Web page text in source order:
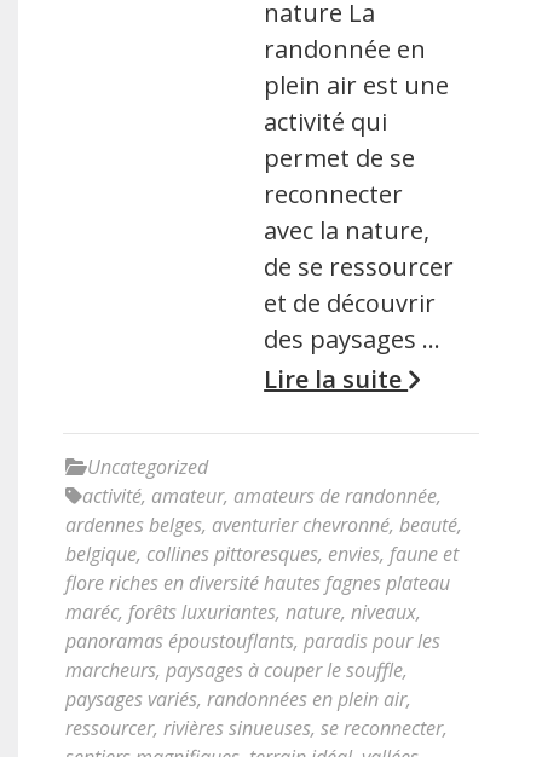
nature La
randonnée en
plein air est une
activité qui
permet de se
reconnecter
avec la nature,
de se ressourcer
et de découvrir
des paysages …
Lire la suite
Uncategorized
activité, amateur, amateurs de randonnée,
ardennes belges, aventurier chevronné, beauté,
belgique, collines pittoresques, envies, faune et
flore riches en diversité hautes fagnes plateau
maréc, forêts luxuriantes, nature, niveaux,
panoramas époustouflants, paradis pour les
marcheurs, paysages à couper le souffle,
paysages variés, randonnées en plein air,
ressourcer, rivières sinueuses, se reconnecter,